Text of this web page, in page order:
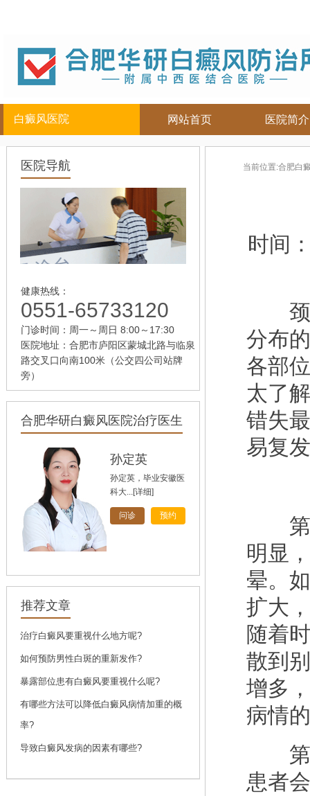
白癜风医院
儿童
女性
老年
胸背部
手部
白癜风常识
网站首页 医院简介
医院导航
健康热线：
0551-65733120
门诊时间：周一～周日 8:00～17:30
医院地址：合肥市庐阳区蒙城北路与临泉
路交叉口向南100米（公交四公司站牌
旁）
合肥华研白癜风医院治疗医生
孙定英
孙定英，毕业安徽医
科大...[详细]
问诊 预约
高汝辉
问诊
刘斌，中共党员，毕
问诊
推荐文章
治疗白癜风要重视什么地方呢?
如何预防男性白斑的重新发作?
暴露部位患有白癜风要重视什么呢?
有哪些方法可以降低白癜风病情加重的概
率?
导致白癜风发病的因素有哪些?
当前位置:合肥白
时间
颈部
分布
各部
太了
错失
易复
第一
明显
晕。
扩大
随着
散到
增多
病情
第二
患者